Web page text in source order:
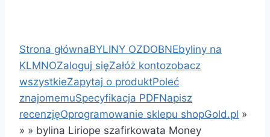
Strona głównaBYLINY OZDOBNEbyliny na
KLMNOZaloguj sięZałóż kontozobacz
wszystkieZapytaj o produktPoleć
znajomemuSpecyfikacja PDFNapisz
recenzjęOprogramowanie sklepu shopGold.pl »
» » bylina Liriope szafirkowata Money